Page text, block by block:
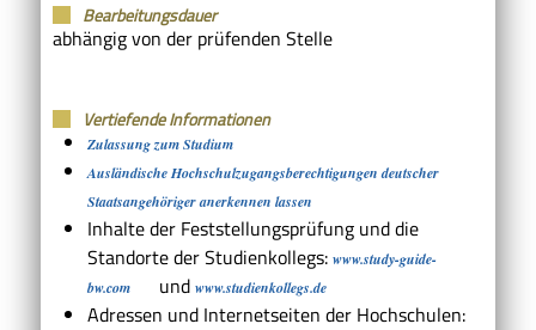
Bearbeitungsdauer
abhängig von der prüfenden Stelle
Vertiefende Informationen
Zulassung zum Studium
Ausländische Hochschulzugangsberechtigungen deutscher
Staatsangehöriger anerkennen lassen
Inhalte der Feststellungsprüfung und die
Standorte der Studienkollegs: www.study-guide-
bw.com
und www.studienkollegs.de
Adressen und Internetseiten der Hochschulen: